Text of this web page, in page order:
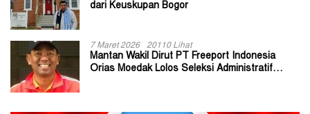
dari Keuskupan Bogor
7 Maret 2026 20110 Lihat
Mantan Wakil Dirut PT Freeport Indonesia
Orias Moedak Lolos Seleksi Administratif